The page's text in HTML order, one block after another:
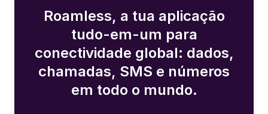
Roamless, a tua aplicação
tudo-em-um para
conectividade global: dados,
chamadas, SMS e números
em todo o mundo.